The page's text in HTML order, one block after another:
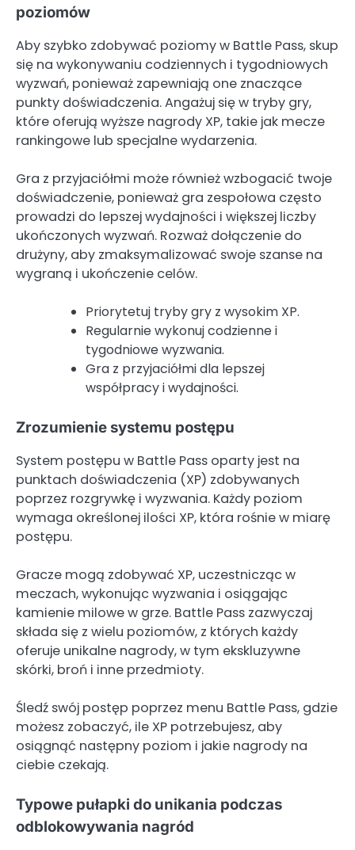
poziomów
Aby szybko zdobywać poziomy w Battle Pass, skup
się na wykonywaniu codziennych i tygodniowych
wyzwań, ponieważ zapewniają one znaczące
punkty doświadczenia. Angażuj się w tryby gry,
które oferują wyższe nagrody XP, takie jak mecze
rankingowe lub specjalne wydarzenia.
Gra z przyjaciółmi może również wzbogacić twoje
doświadczenie, ponieważ gra zespołowa często
prowadzi do lepszej wydajności i większej liczby
ukończonych wyzwań. Rozważ dołączenie do
drużyny, aby zmaksymalizować swoje szanse na
wygraną i ukończenie celów.
Priorytetuj tryby gry z wysokim XP.
Regularnie wykonuj codzienne i
tygodniowe wyzwania.
Gra z przyjaciółmi dla lepszej
współpracy i wydajności.
Zrozumienie systemu postępu
System postępu w Battle Pass oparty jest na
punktach doświadczenia (XP) zdobywanych
poprzez rozgrywkę i wyzwania. Każdy poziom
wymaga określonej ilości XP, która rośnie w miarę
postępu.
Gracze mogą zdobywać XP, uczestnicząc w
meczach, wykonując wyzwania i osiągając
kamienie milowe w grze. Battle Pass zazwyczaj
składa się z wielu poziomów, z których każdy
oferuje unikalne nagrody, w tym ekskluzywne
skórki, broń i inne przedmioty.
Śledź swój postęp poprzez menu Battle Pass, gdzie
możesz zobaczyć, ile XP potrzebujesz, aby
osiągnąć następny poziom i jakie nagrody na
ciebie czekają.
Typowe pułapki do unikania podczas
odblokowywania nagród